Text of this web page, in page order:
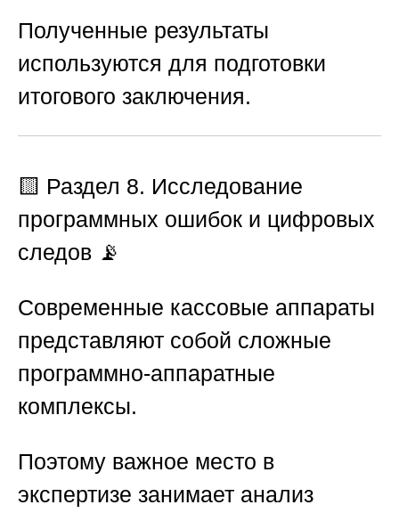
Полученные результаты
используются для подготовки
итогового заключения.
🟨 Раздел 8. Исследование
программных ошибок и цифровых
следов 📡
Современные кассовые аппараты
представляют собой сложные
программно-аппаратные
комплексы.
Поэтому важное место в
экспертизе занимает анализ